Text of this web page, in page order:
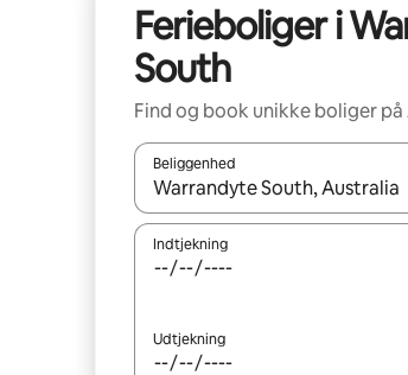
Ferieboliger i
South
Find og book unikke boliger
Beliggenhed
Når resultaterne er tilgængelige,
Indtjekning
Udtjekning